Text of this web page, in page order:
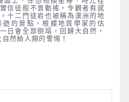
信徒般不曾動搖，令觀者有感
十二門徒岩也被稱為澳洲的地
的景點，根據地質學家的估
日會全部倒塌，回歸大自然，
然給人類的警惕！